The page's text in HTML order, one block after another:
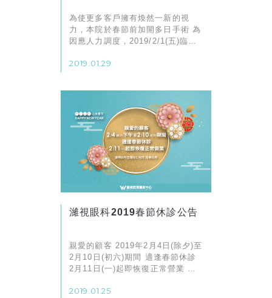
為使更多客戶擁有煥然一新的視
力，本院於春節前加開多日手術 為
因應人力調度，2019/2/1(五)臨時
來濰視。安心有好視
2019.01.29
濰視眼科2019春節休診公告
親愛的顧客 2019年2月4日(除夕)至
2月10日(初六)期間 適逢春節休診
2月11日(一)起即恢復正常營業 濰
2019.01.25